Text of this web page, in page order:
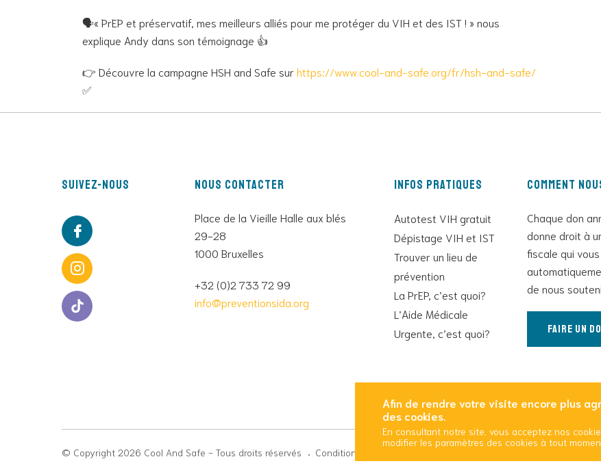
🗣« PrEP et préservatif, mes meilleurs alliés pour me protéger du VIH et des IST ! » nous
explique Andy dans son témoignage 👍
👉 Découvre la campagne HSH and Safe surhttps://www.cool-and-safe.org/fr/hsh-and-safe/
✅
Suivez-nous Nous contacter
Place de la Vieille Halle aux blés
29-28
1000 Bruxelles
+32 (0)2 733 72 99
info@preventionsida.org
Infos pratiques
Autotest VIH gratuit
Dépistage VIH et IST
Trouver un lieu de
prévention
La PrEP, c’est quoi?
L’Aide Médicale
Urgente, c’est quoi?
Comment
Chaque don
donne droit à
fiscale qui
de nous
Faire un
© Copyright 2026 Cool And Safe - Tous droits réservés Conditions Générales d’Utilisation
Afin de rendre votre visite encore plus
des cookies.
En consultant notre site, vous acceptez nos
modifier les paramètres des cookies à tout